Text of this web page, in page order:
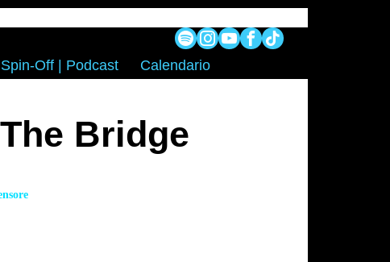
Spin-Off | Podcast Calendario
Bridge